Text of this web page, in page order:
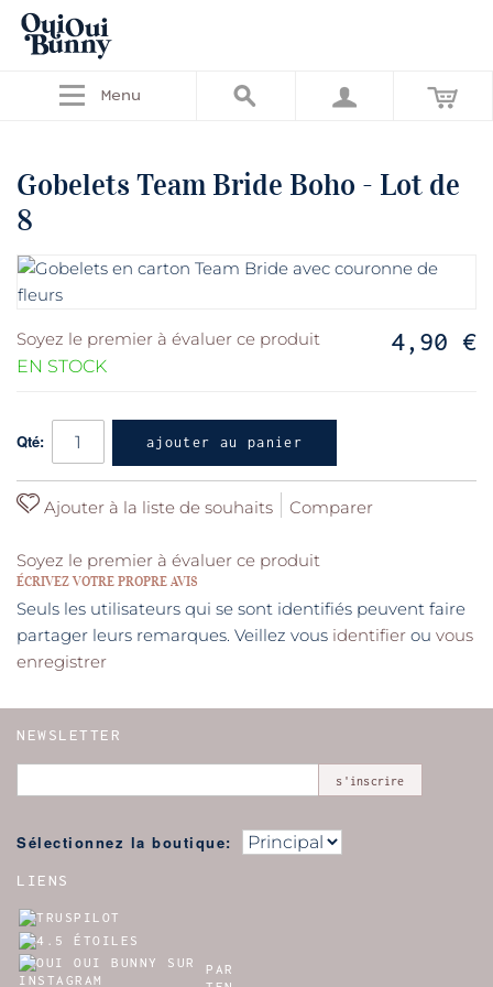
Menu
Gobelets Team Bride Boho - Lot de
8
4,90 €
Soyez le premier à évaluer ce produit
EN STOCK
Qté: ajouter au panier
Ajouter à la liste de souhaits Comparer
Soyez le premier à évaluer ce produit
ÉCRIVEZ VOTRE PROPRE AVIS
Seuls les utilisateurs qui se sont identifiés peuvent faire
partager leurs remarques. Veillez vous identifier ou vous
enregistrer
NEWSLETTER
s'inscrire
Sélectionnez la boutique:
LIENS
PAR